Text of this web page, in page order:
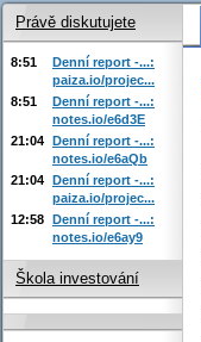
Právě diskutujete
8:51
Denní report -...:
paiza.io/projec...
8:51
Denní report -...:
notes.io/e6d3E
21:04 Denní report -...:
notes.io/e6aQb
21:04 Denní report -...:
paiza.io/projec...
12:58 Denní report -...:
notes.io/e6ay9
Škola investování